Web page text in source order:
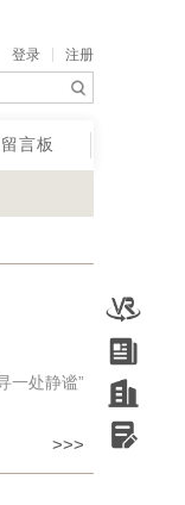
登录 注册
留言板
一处静谧”
>>>